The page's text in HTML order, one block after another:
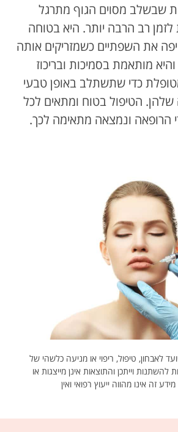
שבשלב מסוים הגוף מתרגל
רב הרבה יותר. היא בטוחה
את השפתיים כשמזריקים אותה
מותאמת בסמיכות ובריכוז
כדי שתשתלב באופן טבעי
הטיפול בטוח ומתאים לכל
הרופאה ונמצאה מתאימה לכך.
לאבחון, טיפול, ריפוי או מניעה כלשהי של
וייתכן והתוצאות אינן מייצגות או
זה אינו מהווה ייעוץ רפואי ואין